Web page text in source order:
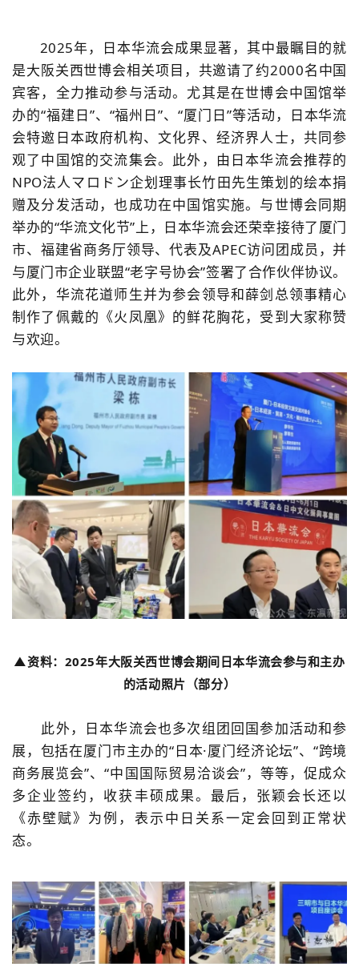
2025年，日本华流会成果显著，其中最瞩目的就
是大阪关西世博会相关项目，共邀请了约2000名中国
宾客，全力推动参与活动。尤其是在世博会中国馆举
办的“福建日”、“福州日”、“厦门日”等活动，日本华流
会特邀日本政府机构、文化界、经济界人士，共同参
观了中国馆的交流集会。此外，由日本华流会推荐的
NPO法人マロドン企划理事长竹田先生策划的绘本捐
赠及分发活动，也成功在中国馆实施。与世博会同期
举办的“华流文化节”上，日本华流会还荣幸接待了厦门
市、福建省商务厅领导、代表及APEC访问团成员，并
与厦门市企业联盟“老字号协会”签署了合作伙伴协议。
此外，华流花道师生并为参会领导和薛剑总领事精心
制作了佩戴的《火凤凰》的鲜花胸花，受到大家称赞
与欢迎。
▲资料：2025年大阪关西世博会期间日本华流会参与和主办
的活动照片（部分）
此外，日本华流会也多次组团回国参加活动和参
展，包括在厦门市主办的“日本·厦门经济论坛”、“跨境
商务展览会”、“中国国际贸易洽谈会”，等等，促成众
多企业签约，收获丰硕成果。最后，张颖会长还以
《赤壁赋》为例，表示中日关系一定会回到正常状
态。